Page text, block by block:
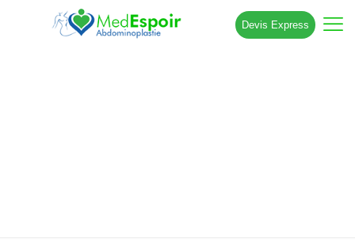
Devis Express